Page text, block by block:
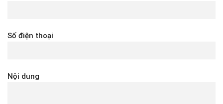
Số điện thoại
Nội dung